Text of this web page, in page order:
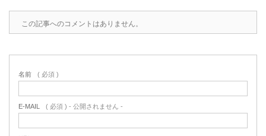
この記事へのコメントはありません。
名前 ( 必須 )
E-MAIL ( 必須 ) - 公開されません -